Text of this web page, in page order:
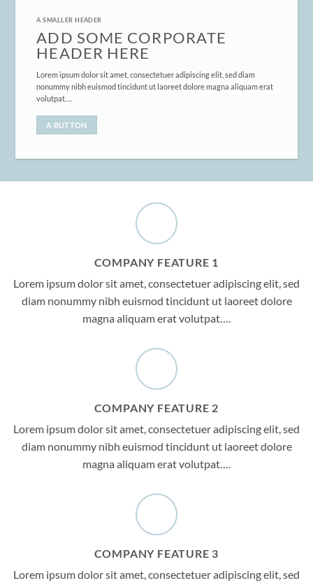
A SMALLER HEADER
ADD SOME CORPORATE
HEADER HERE
Lorem ipsum dolor sit amet, consectetuer adipiscing elit, sed diam
nonummy nibh euismod tincidunt ut laoreet dolore magna aliquam erat
volutpat….
A BUTTON
COMPANY FEATURE 1
Lorem ipsum dolor sit amet, consectetuer adipiscing elit, sed
diam nonummy nibh euismod tincidunt ut laoreet dolore
magna aliquam erat volutpat….
COMPANY FEATURE 2
Lorem ipsum dolor sit amet, consectetuer adipiscing elit, sed
diam nonummy nibh euismod tincidunt ut laoreet dolore
magna aliquam erat volutpat….
COMPANY FEATURE 3
Lorem ipsum dolor sit amet, consectetuer adipiscing elit, sed